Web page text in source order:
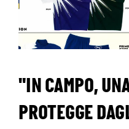
"IN CAMPO,
PROTEGGE